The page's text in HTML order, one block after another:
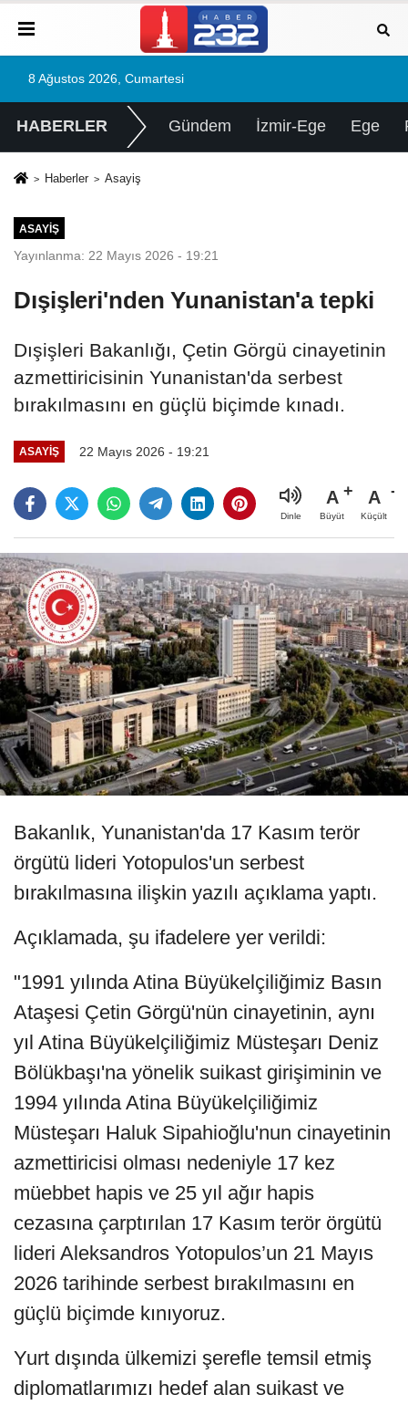
8 Ağustos 2026, Cumartesi
HABERLER Gündem İzmir-Ege Ege
Haberler Asayiş
ASAYIŞ
Yayınlanma: 22 Mayıs 2026 - 19:21
Dışişleri'nden Yunanistan'a tepki
Dışişleri Bakanlığı, Çetin Görgü cinayetinin
azmettiricisinin Yunanistan'da serbest
bırakılmasını en güçlü biçimde kınadı.
ASAYIŞ 22 Mayıs 2026 - 19:21
Dinle
A
Büyüt
A
Küçült
Bakanlık, Yunanistan'da 17 Kasım terör
örgütü lideri Yotopulos'un serbest
bırakılmasına ilişkin yazılı açıklama yaptı.
Açıklamada, şu ifadelere yer verildi:
"1991 yılında Atina Büyükelçiliğimiz Basın
Ataşesi Çetin Görgü'nün cinayetinin, aynı
yıl Atina Büyükelçiliğimiz Müsteşarı Deniz
Bölükbaşı'na yönelik suikast girişiminin ve
1994 yılında Atina Büyükelçiliğimiz
Müsteşarı Haluk Sipahioğlu'nun cinayetinin
azmettiricisi olması nedeniyle 17 kez
müebbet hapis ve 25 yıl ağır hapis
cezasına çarptırılan 17 Kasım terör örgütü
lideri Aleksandros Yotopulos’un 21 Mayıs
2026 tarihinde serbest bırakılmasını en
güçlü biçimde kınıyoruz.
Yurt dışında ülkemizi şerefle temsil etmiş
diplomatlarımızı hedef alan suikast ve